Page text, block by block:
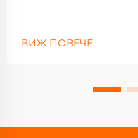
ВИЖ ПОВЕЧЕ